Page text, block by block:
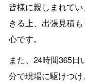
皆様に親しまれて
きる上、出張見積
心です。
また、24時間365
分で現場に駆けつ